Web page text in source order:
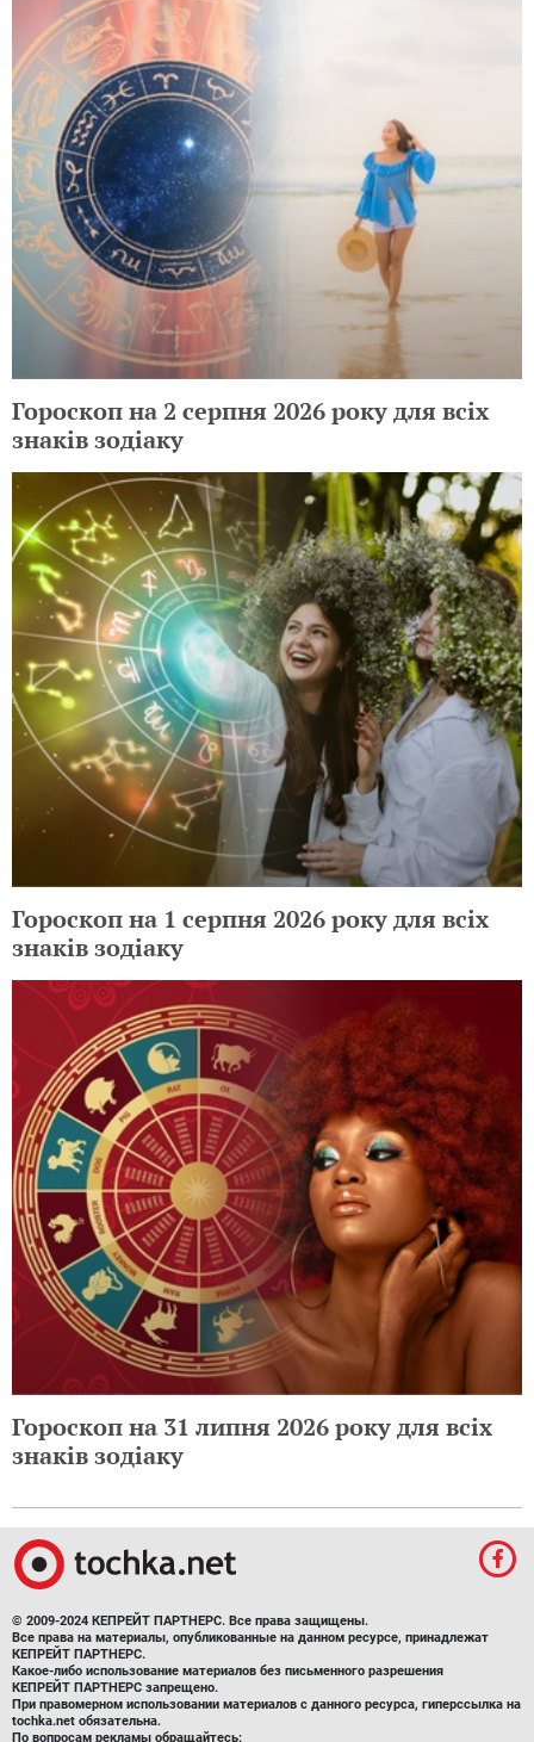
Гороскоп на 2 серпня 2026 року для всіх
знаків зодіаку
Гороскоп на 1 серпня 2026 року для всіх
знаків зодіаку
Гороскоп на 31 липня 2026 року для всіх
знаків зодіаку
© 2009-2024 КЕПРЕЙТ ПАРТНЕРС. Все права защищены.
Все права на материалы, опубликованные на данном ресурсе, принадлежат
КЕПРЕЙТ ПАРТНЕРС.
Какое-либо использование материалов без письменного разрешения
КЕПРЕЙТ ПАРТНЕРС запрещено.
При правомерном использовании материалов с данного ресурса, гиперссылка на
tochka.net обязательна.
По вопросам рекламы обращайтесь: